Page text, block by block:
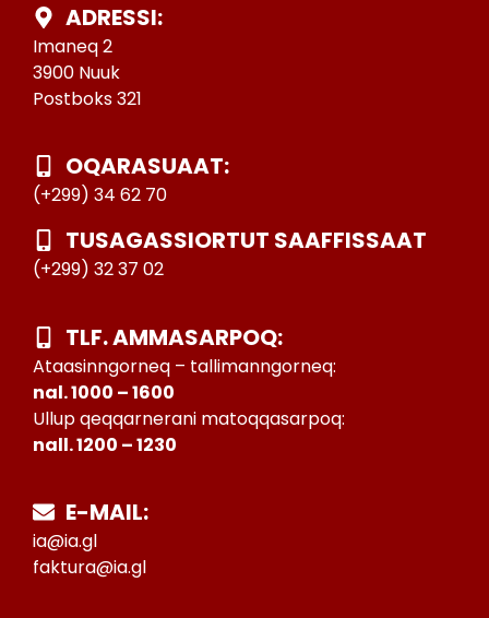
ADRESSI:
Imaneq 2
3900 Nuuk
Postboks 321
OQARASUAAT:
(+299) 34 62 70
TUSAGASSIORTUT SAAFFISSAAT
(+299) 32 37 02
TLF. AMMASARPOQ:
Ataasinngorneq – tallimanngorneq:
nal. 1000 – 1600
Ullup qeqqarnerani matoqqasarpoq:
nall. 1200 – 1230
E-MAIL:
ia@ia.gl
faktura@ia.gl